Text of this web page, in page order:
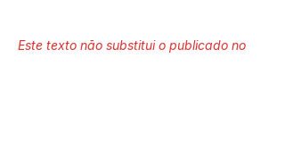
Este texto não substitui o publicado no